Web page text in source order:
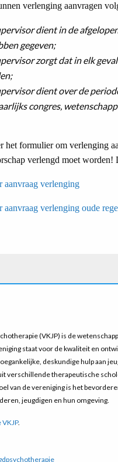
verlenging aanvragen
dient in de
gegeven;
zorgt dat in elk
dient over de
congres,
het formulier om verlenging
verlengd moet
aanvraag verlenging
aanvraag verlenging oude
(VKJP) is de
staat voor de kwaliteit en
deskundige hulp aan
verschillende therapeutische
van de vereniging is het
jeugdigen en hun omgeving.
.